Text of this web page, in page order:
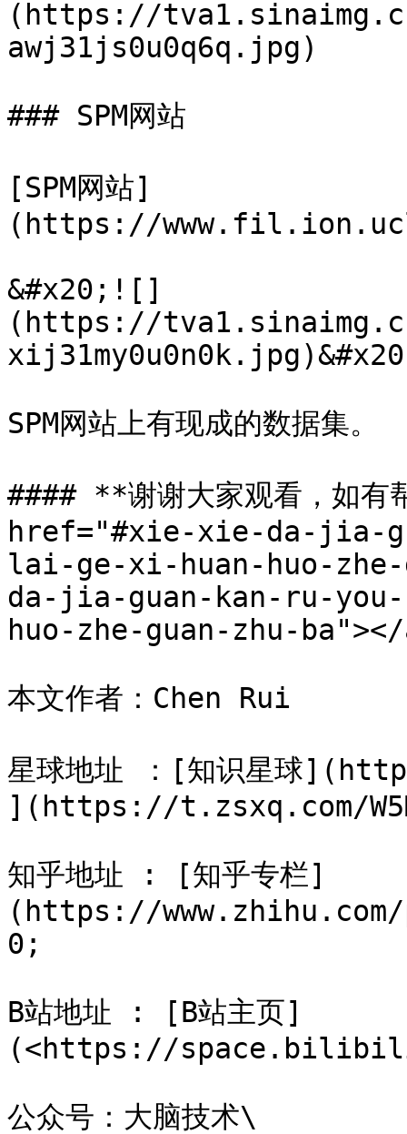
(https://
awj31js0u0q6q.jpg)
### SPM网站
[SPM网站]
(https://
&#x20;![]
(https://
SPM网站上有现成的数据集。
#### **谢谢大家观看，如有
href="#xie-xie-da-jia-
lai-ge-xi-huan-huo-
da-jia-guan-kan-ru-
huo-zhe-guan-zhu-ba"></
本文作者：Chen Rui
星球地址 ：[知识星球
](https://t.zsxq.com/
知乎地址 : [知乎专栏]
(https://
0;
B站地址 : [B站主页]
(<https://
公众号：大脑技术\